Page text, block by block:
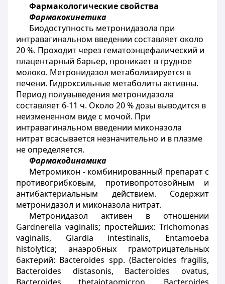
Фармакологические свойства
Фармакокинетика
Биодоступность метронидазола при
интравагинальном введении составляет около
20 %. Проходит через гематоэнцефалический и
плацентарный барьер, проникает в грудное
молоко. Метронидазол метаболизируется в
печени. Гидроксильные метаболиты активны.
Период полувыведения метронидазола
составляет 6-11 ч. Около 20 % дозы выводится в
неизмененном виде с мочой. При
интравагинальном введении миконазола
нитрат всасывается незначительно и в плазме
не определяется.
Фармакодинамика
Метромикон - комбинированный препарат с
противогрибковым, противопротозойным и
антибактериальным действием. Содержит
метронидазол и миконазола нитрат.
Метронидазол активен в отношении
Gardnerella vaginalis; простейших: Trichomonas
vaginalis, Giardia intestinalis, Entamoeba
histolytica; анаэробных грамотрицательных
бактерий: Bacteroides spp. (Bacteroides fragilis,
Bacteroides distasоnis, Bacteroides ovatus,